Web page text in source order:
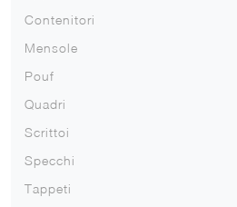
Contenitori
Mensole
Pouf
Quadri
Scrittoi
Specchi
Tappeti